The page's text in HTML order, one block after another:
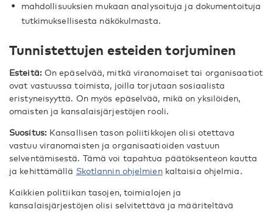
mahdollisuuksien mukaan analysoituja ja dokumentoituja
tutkimuksellisesta näkökulmasta.
Tunnistettujen esteiden torjuminen
Esteitä:On epäselvää, mitkä viranomaiset tai organisaatiot
ovat vastuussa toimista, joilla torjutaan sosiaalista
eristyneisyyttä. On myös epäselvää, mikä on yksilöiden,
omaisten ja kansalaisjärjestöjen rooli.
Suositus:Kansallisen tason poliitikkojen olisi otettava
vastuu viranomaisten ja organisaatioiden vastuun
selventämisestä. Tämä voi tapahtua päätöksenteon kautta
ja kehittämällä Skotlannin ohjelmienkaltaisia ohjelmia.
Kaikkien politiikan tasojen, toimialojen ja
kansalaisjärjestöjen olisi selvitettävä ja määriteltävä